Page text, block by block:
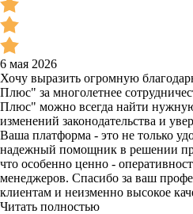
6 мая 2026
Хочу выразить огромную
Плюс" за многолетнее
Плюс" можно всегда найти
изменений законодательства и
Ваша платформа - это не только
надежный помощник в решении
что особенно ценно -
менеджеров. Спасибо за ваш
клиентам и неизменно высокое
Читать полностью